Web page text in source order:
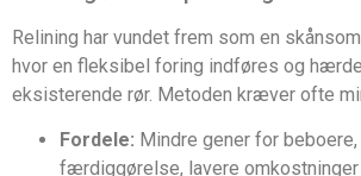
Relining har vundet frem som en
hvor en fleksibel foring indføres og
eksisterende rør. Metoden kræver ofte
Fordele: Mindre gener for
færdiggørelse, lavere